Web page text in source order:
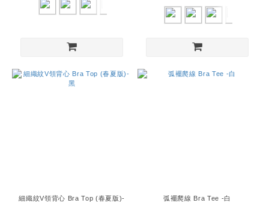
細織紋V領背心 Bra Top (春夏版)-
弧襬爬線 Bra Tee -白